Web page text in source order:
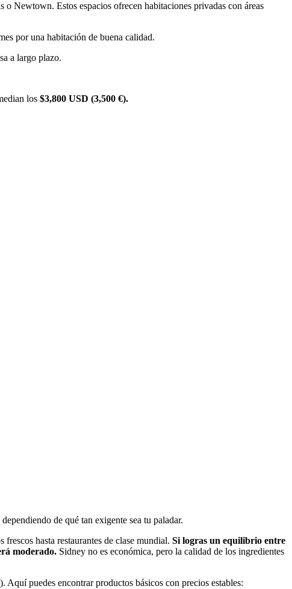
Newtown. Estos espacios ofrecen habitaciones privadas con áreas
por una habitación de buena calidad.
a largo plazo.
los $3,800 USD (3,500 €).
de qué tan exigente sea tu paladar.
hasta restaurantes de clase mundial. Si logras un equilibrio entre
moderado. Sidney no es económica, pero la calidad de los ingredientes
Aquí puedes encontrar productos básicos con precios estables: